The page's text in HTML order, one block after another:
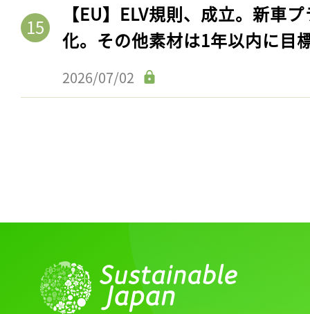
【EU】ELV規則、成立。新車
化。その他素材は1年以内に目
2026/07/02